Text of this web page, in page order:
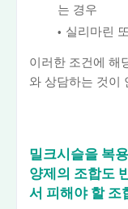
는 경우
실리마린
이러한 조건에 해
와 상담하는 것이
밀크시슬을 복
양제의 조합도
서 피해야 할 조